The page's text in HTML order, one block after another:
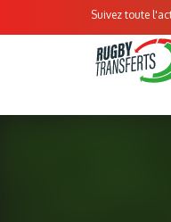
Suivez toute